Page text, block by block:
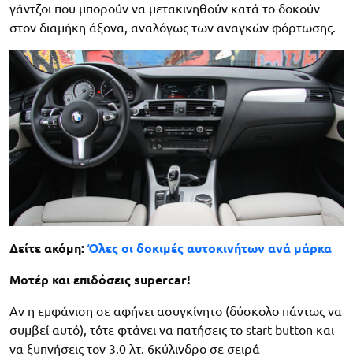
γάντζοι που μπορούν να μετακινηθούν κατά το δοκούν
στον διαμήκη άξονα, αναλόγως των αναγκών φόρτωσης.
Δείτε ακόμη: Όλες οι δοκιμές αυτοκινήτων ανά μάρκα
Μοτέρ και επιδόσεις supercar!
Αν η εμφάνιση σε αφήνει ασυγκίνητο (δύσκολο πάντως να
συμβεί αυτό), τότε φτάνει να πατήσεις το start button και
να ξυπνήσεις τον 3.0 λτ. 6κύλινδρο σε σειρά